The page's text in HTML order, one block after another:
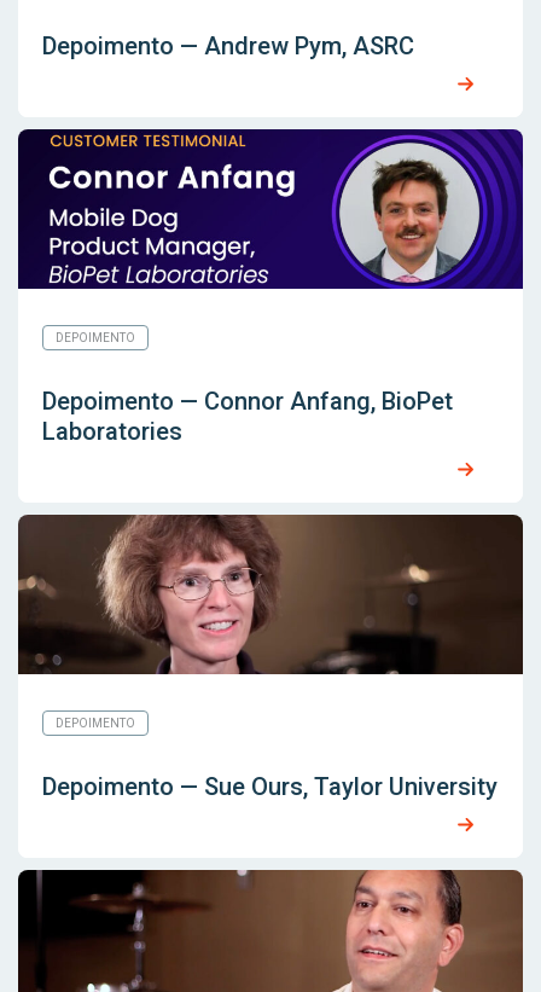
Depoimento — Andrew Pym, ASRC
DEPOIMENTO
Depoimento — Connor Anfang, BioPet
Laboratories
DEPOIMENTO
Depoimento — Sue Ours, Taylor University